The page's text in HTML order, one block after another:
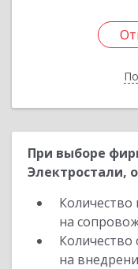
При выборе
Электростали,
на
Количество
на